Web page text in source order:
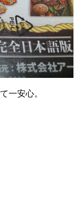
一安心。